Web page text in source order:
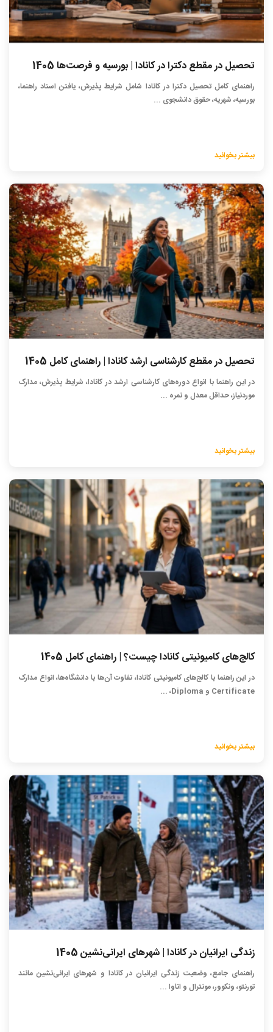
تحصیل در مقطع دکترا در کانادا | بورسیه و فرصت‌ها 1405
راهنمای کامل تحصیل دکترا در کانادا شامل شرایط پذیرش، یافتن استاد راهنما،
بورسیه، شهریه، حقوق دانشجوی ...
بیشتر بخوانید
تحصیل در مقطع کارشناسی ارشد کانادا | راهنمای کامل 1405
در این راهنما با انواع دوره‌های کارشناسی ارشد در کانادا، شرایط پذیرش، مدارک
موردنیاز، حداقل معدل و نمره ...
بیشتر بخوانید
کالج‌های کامیونیتی کانادا چیست؟ | راهنمای کامل 1405
در این راهنما با کالج‌های کامیونیتی کانادا، تفاوت آن‌ها با دانشگاه‌ها، انواع مدارک
Certificate و Diploma، ...
بیشتر بخوانید
زندگی ایرانیان در کانادا | شهرهای ایرانی‌نشین 1405
راهنمای جامع، وضعیت زندگی ایرانیان در کانادا و شهرهای ایرانی‌نشین مانند
تورنتو، ونکوور، مونترال و اتاوا ...